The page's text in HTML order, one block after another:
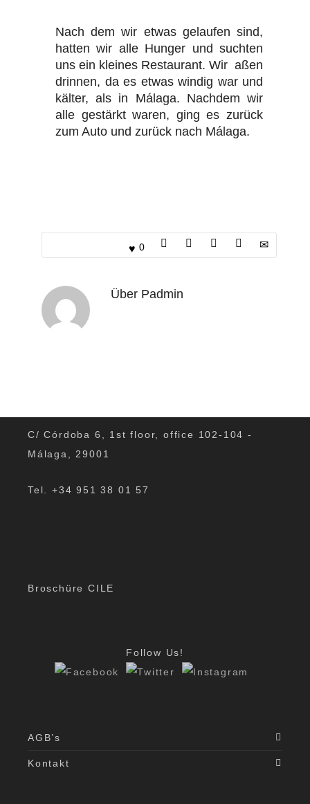
Nach dem wir etwas gelaufen sind,
hatten wir alle Hunger und suchten
uns ein kleines Restaurant. Wir aßen
drinnen, da es etwas windig war und
kälter, als in Málaga. Nachdem wir
alle gestärkt waren, ging es zurück
zum Auto und zurück nach Málaga.
0
Über Padmin
C/ Córdoba 6, 1st floor, office 102-104 -
Málaga, 29001
Tel. +34 951 38 01 57
Broschüre CILE
Follow Us!
AGB’s
Kontakt